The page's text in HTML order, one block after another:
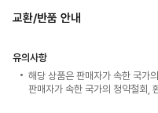
교환/반품 안내
유의사항
해당 상품은 판매자가 속한 국가
판매자가 속한 국가의 청약철회,